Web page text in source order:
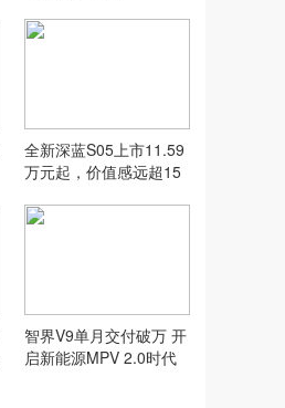
全新深蓝S05上市11.59
万元起，价值感远超15
智界V9单月交付破万 开
启新能源MPV 2.0时代